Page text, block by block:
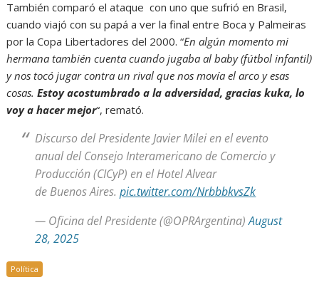
También comparó el ataque con uno que sufrió en Brasil,
cuando viajó con su papá a ver la final entre Boca y Palmeiras
por la Copa Libertadores del 2000. “En algún momento mi
hermana también cuenta cuando jugaba al baby (fútbol infantil)
y nos tocó jugar contra un rival que nos movía el arco y esas
cosas.Estoy acostumbrado a la adversidad, gracias kuka, lo
voy a hacer mejor“, remató.
Discurso del Presidente Javier Milei en el evento
anual del Consejo Interamericano de Comercio y
Producción (CICyP) en el Hotel Alvear
de Buenos Aires.pic.twitter.com/NrbbbkvsZk
— Oficina del Presidente (@OPRArgentina)August
28, 2025
Política